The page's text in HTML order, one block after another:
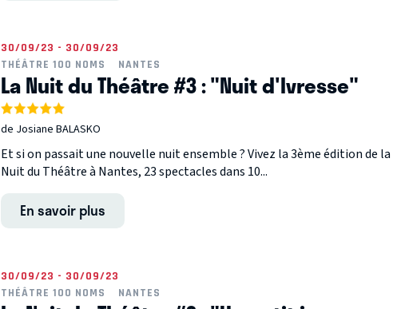
30/09/23 - 30/09/23
THÉÂTRE 100 NOMS
NANTES
La Nuit du Théâtre #3 : "Nuit d'Ivresse"
de Josiane BALASKO
Et si on passait une nouvelle nuit ensemble ? Vivez la 3ème édition de la
Nuit du Théâtre à Nantes, 23 spectacles dans 10...
En savoir plus
30/09/23 - 30/09/23
THÉÂTRE 100 NOMS
NANTES